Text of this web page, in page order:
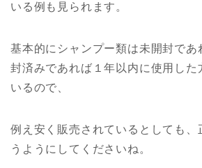
いる例も見られます。
基本的にシャンプー類は未開封であ
封済みであれば１年以内に使用した
いるので、
例え安く販売されているとしても、
うようにしてくださいね。